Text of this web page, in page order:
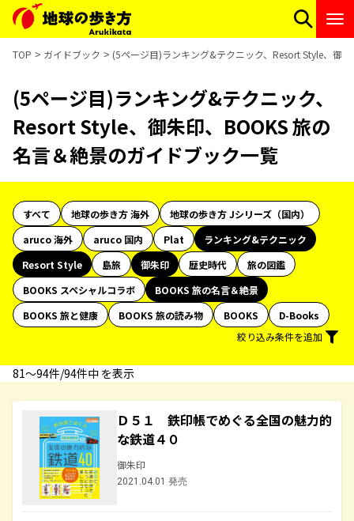
TOP ガイドブック (5ページ目)ランキング&テクニック、Resort Style、御
(5ページ目)ランキング&テクニック、
Resort Style、御朱印、BOOKS 旅の
名言＆絶景のガイドブック一覧
すべて 地球の歩き方 海外
地球の歩き方 Jシリーズ（国内）
aruco 海外
aruco 国内 Plat
ランキング&テクニック
Resort Style
島旅 御朱印 歴史時代
旅の図鑑
BOOKS スペシャルコラボ
BOOKS 旅の名言＆絶景
BOOKS 旅と健康
BOOKS 旅の読み物 BOOKS
D-Books
絞り込み条件を追加
81〜94件/94件中 を表示
Ｄ５１ 鉄印帳でめぐる全国の魅力的
な鉄道４０
御朱印
2021.04.01 発売